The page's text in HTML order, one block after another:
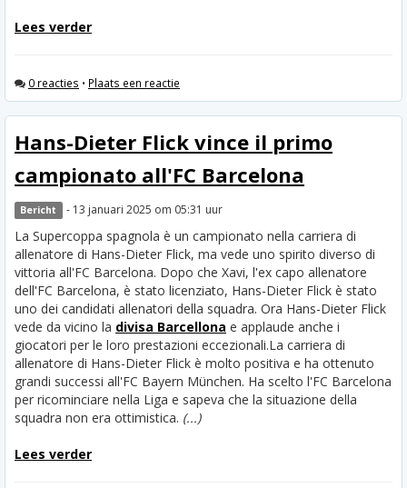
Lees verder
0 reacties • Plaats een reactie
Hans-Dieter Flick vince il primo
campionato all'FC Barcelona
Bericht - 13 januari 2025 om 05:31 uur
La Supercoppa spagnola è un campionato nella carriera di
allenatore di Hans-Dieter Flick, ma vede uno spirito diverso di
vittoria all'FC Barcelona. Dopo che Xavi, l'ex capo allenatore
dell'FC Barcelona, è stato licenziato, Hans-Dieter Flick è stato
uno dei candidati allenatori della squadra. Ora Hans-Dieter Flick
vede da vicino la divisa Barcellona e applaude anche i
giocatori per le loro prestazioni eccezionali.La carriera di
allenatore di Hans-Dieter Flick è molto positiva e ha ottenuto
grandi successi all'FC Bayern München. Ha scelto l'FC Barcelona
per ricominciare nella Liga e sapeva che la situazione della
squadra non era ottimistica. (...)
Lees verder